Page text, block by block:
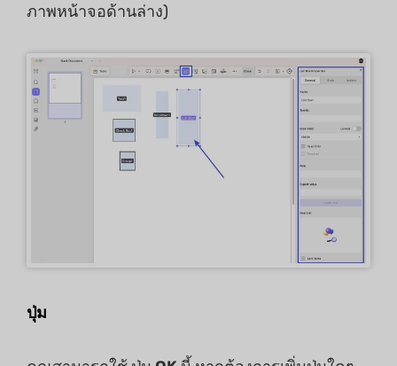
ภาพหน้าจอด้านล่าง)
ปุ่ม